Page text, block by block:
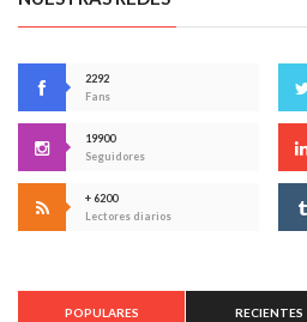
2292
Fans
19900
Seguidores
+ 6200
Lectores diarios
POPULARES RECIENTES